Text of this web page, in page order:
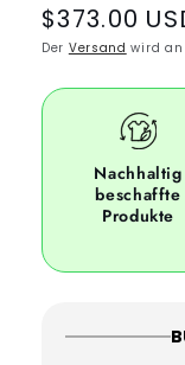
Regular
price
$373.00
Der Versand wird an
Nachhaltig
beschaffte
Produkte